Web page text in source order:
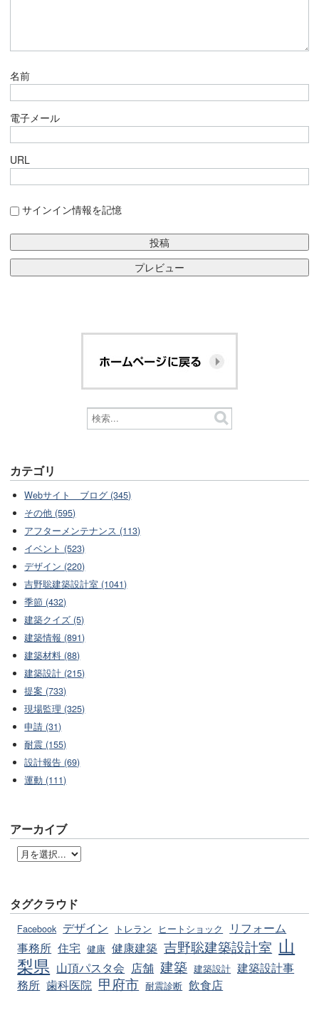
名前
電子メール
URL
サインイン情報を記憶
カテゴリ
Webサイト ブログ (345)
その他 (595)
アフターメンテナンス (113)
イベント (523)
デザイン (220)
吉野聡建築設計室 (1041)
季節 (432)
建築クイズ (5)
建築情報 (891)
建築材料 (88)
建築設計 (215)
提案 (733)
現場監理 (325)
申請 (31)
耐震 (155)
設計報告 (69)
運動 (111)
アーカイブ
タグクラウド
Facebook デザイン トレラン ヒートショック
リフォーム
事務所 住宅 健康 健康建築 吉野聡建築設計室 山
梨県 山頂パスタ会 店舗 建築 建築設計 建築設計事
務所 歯科医院 甲府市 耐震診断 飲食店